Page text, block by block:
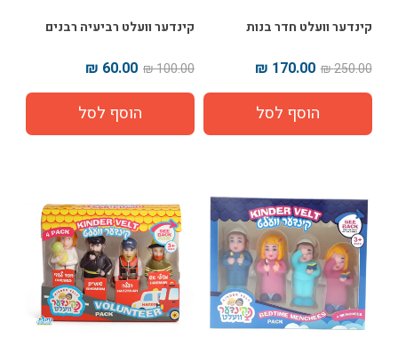
קינדער וועלט חדר בנות
250.00 ₪
170.00 ₪
קינדער וועלט רביעיה רבנים
100.00 ₪
60.00 ₪